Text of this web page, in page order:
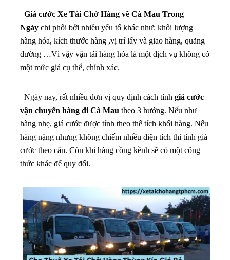
Giá cước Xe Tải Chở Hàng về Cà Mau Trong
Ngày chi phối bởi nhiều yếu tố khác như: khối lượng
hàng hóa, kích thước hàng ,vị trí lấy và giao hàng, quãng
đường …Vì vậy vận tải hàng hóa là một dịch vụ không có
một mức giá cụ thể, chính xác.
Ngày nay, rất nhiều đơn vị quy định cách tính giá cước
vận chuyển hàng đi Cà Mau theo 3 hướng. Nếu như
hàng nhẹ, giá cước được tính theo thể tích khối hàng. Nếu
hàng nặng nhưng không chiếm nhiều diện tích thì tính giá
cước theo cân. Còn khi hàng cồng kềnh sẽ có một công
thức khác để quy đổi.